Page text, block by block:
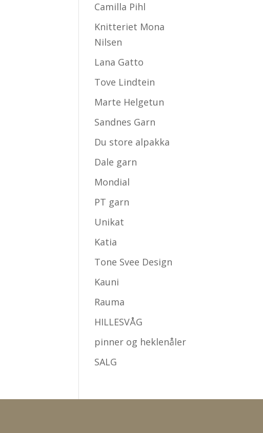
Camilla Pihl
Knitteriet Mona
Nilsen
Lana Gatto
Tove Lindtein
Marte Helgetun
Sandnes Garn
Du store alpakka
Dale garn
Mondial
PT garn
Unikat
Katia
Tone Svee Design
Kauni
Rauma
HILLESVÅG
pinner og heklenåler
SALG